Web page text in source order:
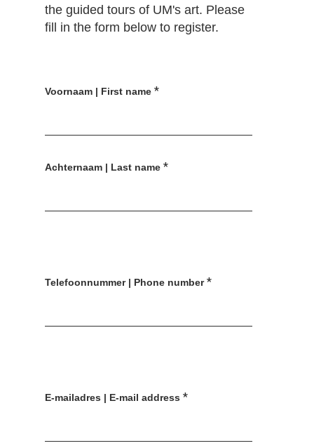
the guided tours of UM's art. Please
fill in the form below to register.
Voornaam | First name *
Achternaam | Last name *
Telefoonnummer | Phone number*
E-mailadres | E-mail address *